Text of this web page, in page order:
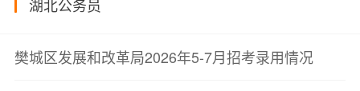
湖北公务员
樊城区发展和改革局2026年5-7月招考录用情况